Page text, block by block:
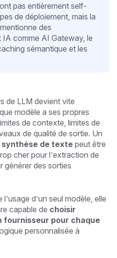
pas entièrement self-
de déploiement, mais la
des
comme AI Gateway, le
sémantique et les
de LLM devient vite
modèle a ses propres
de contexte, limites de
de qualité de sortie. Un
synthèse de texte peut être
cher pour l’extraction de
générer des sorties
d’un seul modèle, elle
capable de choisir
fournisseur pour chaque
personnalisée à